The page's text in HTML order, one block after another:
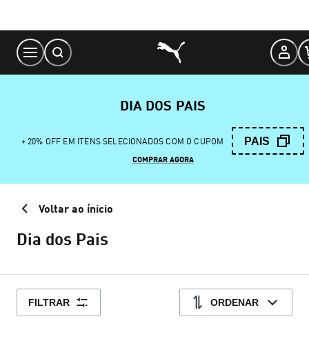
Content
DIA DOS PAIS
+ 20% OFF EM ITENS SELECIONADOS COM O CUPOM PAIS
COMPRAR AGORA
Voltar ao ínicio
Dia dos Pais
FILTRAR ORDENAR